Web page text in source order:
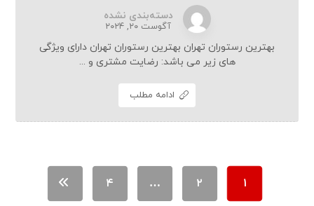
دسته‌بندی نشده
آگوست ۲۰, ۲۰۲۴
بهترین رستوران تهران بهترین رستوران تهران دارای ویژگی
های زیر می باشد: رضایت مشتری و ...
ادامه مطلب
۱ ۲ … ۴